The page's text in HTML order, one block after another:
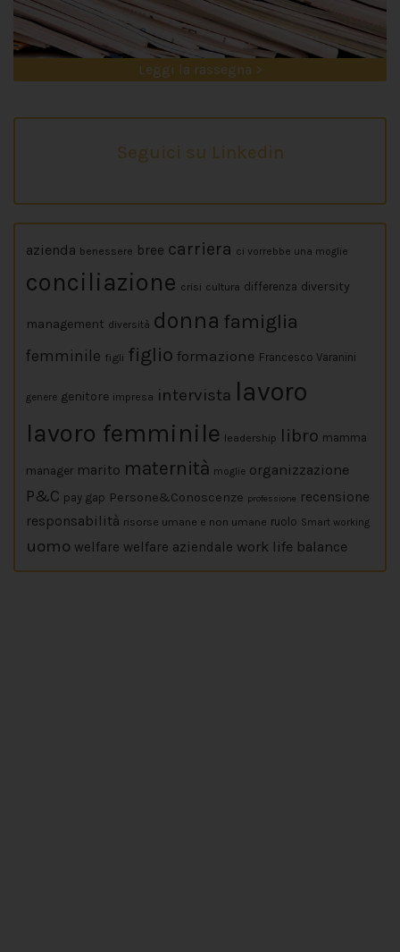
Leggi la rassegna >
Seguici su Linkedin
azienda benessere bree carriera ci vorrebbe una moglie
conciliazione crisi cultura differenza diversity
management diversità donna famiglia
femminile figli figlio formazione Francesco Varanini
genere genitore impresa intervista lavoro
lavoro femminile leadership libro mamma
manager marito maternità moglie organizzazione
P&C pay gap Persone&Conoscenze professione recensione
responsabilità risorse umane e non umane ruolo Smart working
uomo welfare welfare aziendale work life balance